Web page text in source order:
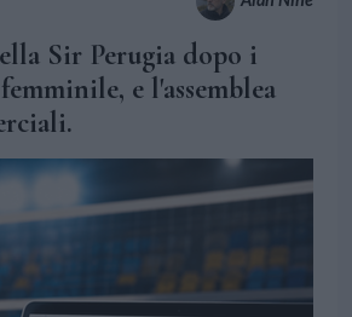
Sir Perugia dopo i
e l'assemblea